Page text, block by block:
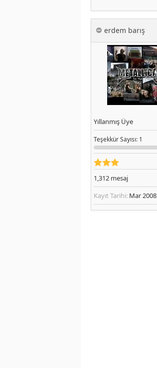
erdem barış
Yıllanmış Üye
TeşekkürSayısı: 1
1,312 mesaj
Kayıt Tarihi: Mar 2008